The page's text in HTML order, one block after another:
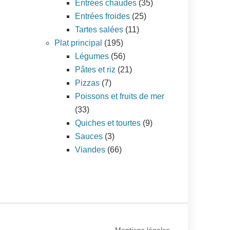
Entrées chaudes (35)
Entrées froides (25)
Tartes salées (11)
Plat principal (195)
Légumes (56)
Pâtes et riz (21)
Pizzas (7)
Poissons et fruits de mer
(33)
Quiches et tourtes (9)
Sauces (3)
Viandes (66)